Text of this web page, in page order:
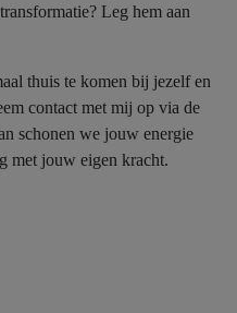
Leg hem aan
thuis te komen bij jezelf en
contact met mij op via de
schonen we jouw energie
met jouw eigen kracht.